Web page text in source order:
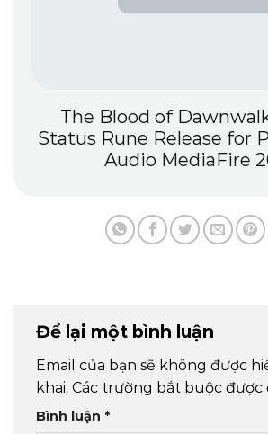
The Blood of
Status Rune Release for
Audio MediaFire
Để lại một bình luận
Email của bạn sẽ không được
khai. Các trường bắt buộc được
Bình luận *